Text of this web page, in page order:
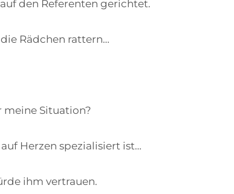
den Referenten gerichtet.
Rädchen rattern…
meine Situation?
Herzen spezialisiert ist…
ihm vertrauen.